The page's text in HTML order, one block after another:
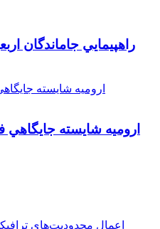
راهپيمايي جاماندگان
اروميه شايسته